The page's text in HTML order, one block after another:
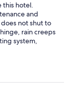
this hotel.
and
not shut to
rain creeps
system,
like a school
international